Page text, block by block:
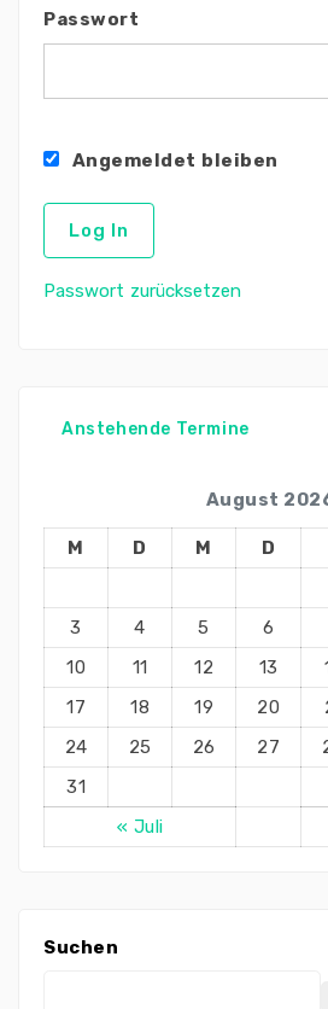
Passwort
Angemeldet bleiben
Passwort zurücksetzen
Anstehende Termine
August
M D M D
3
4 5 6
10
11 12 13
17
18 19 20
24
25 26 27
31
« Juli
Suchen